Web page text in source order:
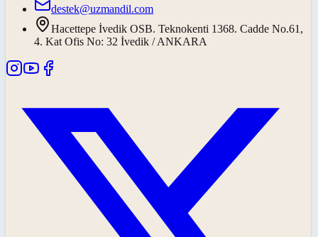
destek@uzmandil.com
Hacettepe İvedik OSB. Teknokenti 1368. Cadde No.61,
4. Kat Ofis No: 32 İvedik / ANKARA